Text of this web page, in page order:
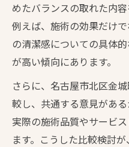
めたバランスの取れた内
例えば、施術の効果だけ
の清潔感についての具体
が高い傾向にあります。
さらに、名古屋市北区金
較し、共通する意見があ
実際の施術品質やサービ
ます。こうした比較検討